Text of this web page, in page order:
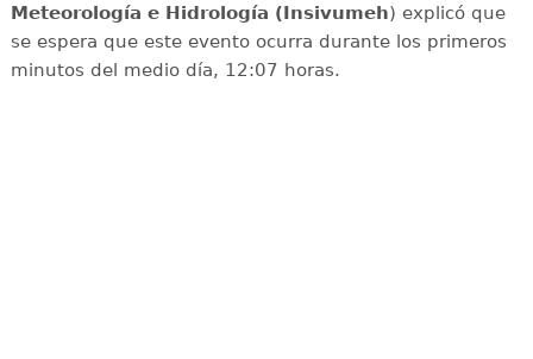
Meteorología e Hidrología (Insivumeh) explicó que
se espera que este evento ocurra durante los primeros
minutos del medio día, 12:07 horas.